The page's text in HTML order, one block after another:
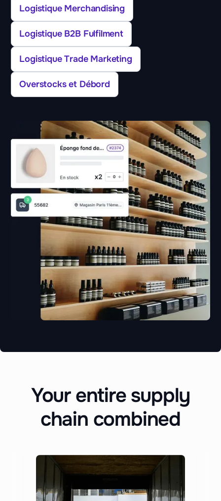
Logistique Merchandising
Logistique B2B Fulfilment
Logistique Trade Marketing
Overstocks et Débord
Your entire supply
chain combined